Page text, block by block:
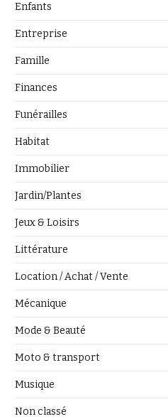
Enfants
Entreprise
Famille
Finances
Funérailles
Habitat
Immobilier
Jardin/Plantes
Jeux & Loisirs
Littérature
Location / Achat / Vente
Mécanique
Mode & Beauté
Moto & transport
Musique
Non classé